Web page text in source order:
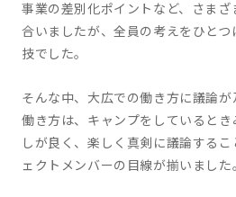
事業の差別化ポイントなど、さまざ
合いましたが、全員の考えをひとつ
技でした。
そんな中、大広での働き方に議論
働き方は、キャンプをしていると
しが良く、楽しく真剣に議論する
ェクトメンバーの目線が揃いました